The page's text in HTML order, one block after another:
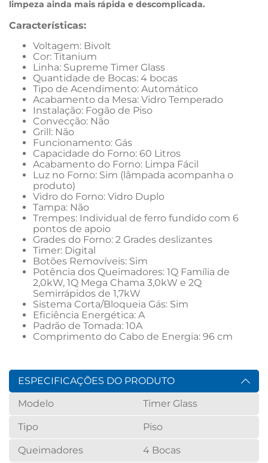
limpeza ainda mais rápida e descomplicada.
Características:
Voltagem: Bivolt
Cor: Titanium
Linha: Supreme Timer Glass
Quantidade de Bocas: 4 bocas
Tipo de Acendimento: Automático
Acabamento da Mesa: Vidro Temperado
Instalação: Fogão de Piso
Convecção: Não
Grill: Não
Funcionamento: Gás
Capacidade do Forno: 60 Litros
Acabamento do Forno: Limpa Fácil
Luz no Forno: Sim (lâmpada acompanha o
produto)
Vidro do Forno: Vidro Duplo
Tampa: Não
Trempes: Individual de ferro fundido com 6
pontos de apoio
Grades do Forno: 2 Grades deslizantes
Timer: Digital
Botões Removíveis: Sim
Potência dos Queimadores: 1Q Família de
2,0kW, 1Q Mega Chama 3,0kW e 2Q
Semirrápidos de 1,7kW
Sistema Corta/Bloqueia Gás: Sim
Eficiência Energética: A
Padrão de Tomada: 10A
Comprimento do Cabo de Energia: 96 cm
ESPECIFICAÇÕES DO PRODUTO
Modelo
Timer Glass
Tipo Piso
Queimadores 4 Bocas